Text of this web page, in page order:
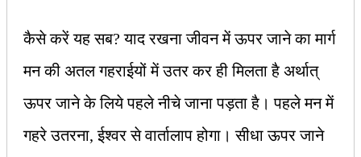
कैसे करें यह सब? याद रखना जीवन में ऊपर जाने का मार्ग
मन की अतल गहराईयों में उतर कर ही मिलता है अर्थात्
ऊपर जाने के लिये पहले नीचे जाना पड़ता है। पहले मन में
गहरे उतरना, ईश्‍वर से वार्तालाप होगा। सीधा ऊपर जाने